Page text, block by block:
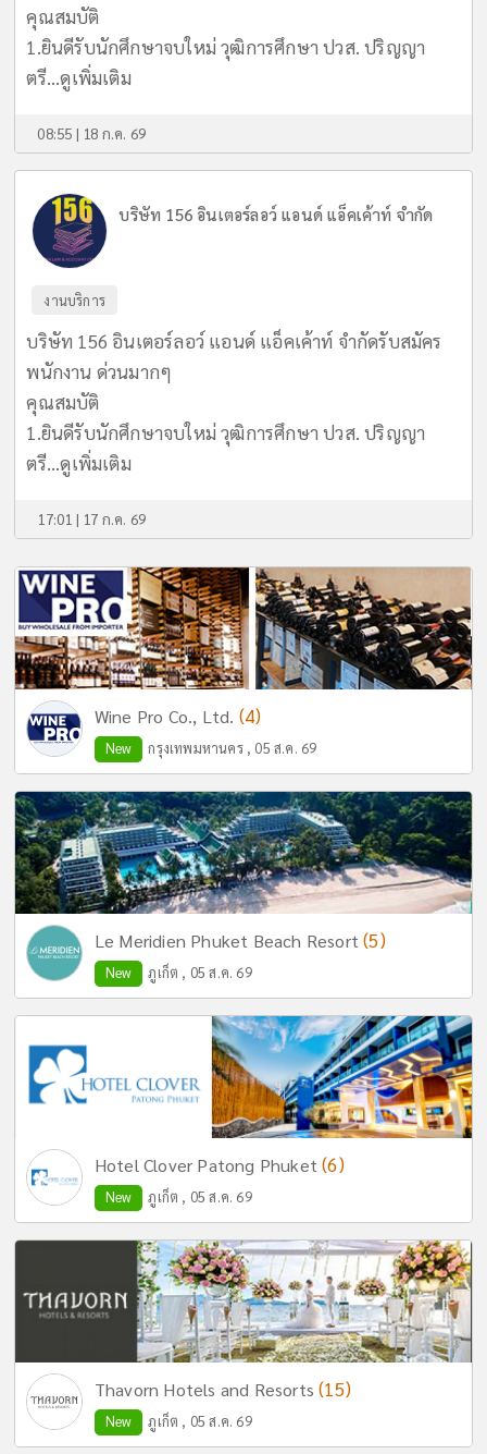
คุณสมบัติ
1.ยินดีรับนักศึกษาจบใหม่ วุฒิการศึกษา ปวส. ปริญญา
ตรี...ดูเพิ่มเติม
08:55 | 18 ก.ค. 69
บริษัท 156 อินเตอร์ลอว์ แอนด์ แอ็คเค้าท์ จำกัด
งานบริการ
บริษัท 156 อินเตอร์ลอว์ แอนด์ แอ็คเค้าท์ จำกัดรับสมัคร
พนักงาน ด่วนมากๆ
คุณสมบัติ
1.ยินดีรับนักศึกษาจบใหม่ วุฒิการศึกษา ปวส. ปริญญา
ตรี...ดูเพิ่มเติม
17:01 | 17 ก.ค. 69
Wine Pro Co., Ltd. (4)
New กรุงเทพมหานคร , 05 ส.ค. 69
Le Meridien Phuket Beach Resort(5)
New ภูเก็ต , 05 ส.ค. 69
Hotel Clover Patong Phuket(6)
New ภูเก็ต , 05 ส.ค. 69
Thavorn Hotels and Resorts(15)
New ภูเก็ต , 05 ส.ค. 69